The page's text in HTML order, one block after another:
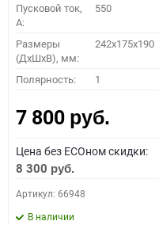
Пусковой ток,
A:
550
Размеры
(ДхШхВ), мм:
242x175x190
Полярность: 1
7 800 руб.
Цена без ECOном скидки:
8 300 руб.
Артикул: 66948
В наличии